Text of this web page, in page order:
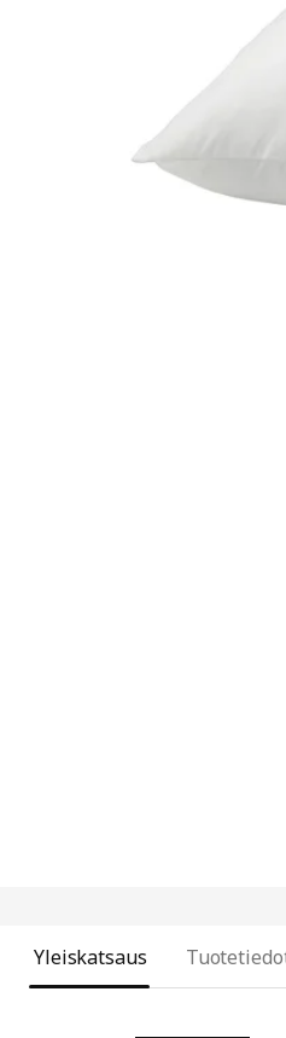
Image zoomed
Yleiskatsaus